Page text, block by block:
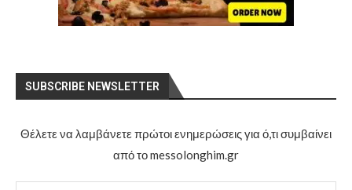
SUBSCRIBE NEWSLETTER
Θέλετε να λαμβάνετε πρώτοι ενημερώσεις για ό,τι συμβαίνει
από το messolonghim.gr